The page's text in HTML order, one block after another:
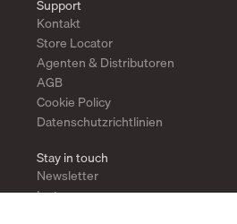
Support
Kontakt
Store Locator
Agenten & Distributoren
AGB
Cookie Policy
Datenschutzrichtlinien
Stay in touch
Newsletter
Instagram